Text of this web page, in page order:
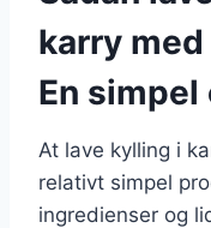
karry
En
At lave kylling i
relativt simpel
ingredienser og